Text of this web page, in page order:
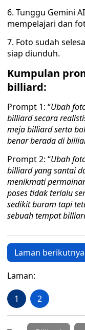
6. Tunggu Gemini
mempelajari dan
7. Foto sudah
siap diunduh.
Kumpulan
billiard:
Prompt 1: “Ubah
billiard secara
meja billiard serta
benar berada di
Prompt 2: “Ubah
billiard yang santai
menikmati
poses tidak terlalu
sedikit buram tapi
sebuah tempat
Laman berikutnya
Laman:
1 2